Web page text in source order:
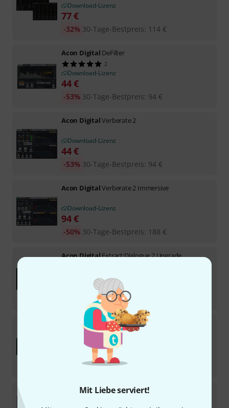
Mit Liebe serviert!
Download-Lizenz
77€
30-Tage-Bestpreis: 114 €
-32%
Acon Digital DeFilter
2
Download-Lizenz
44€
30-Tage-Bestpreis: 94 €
-53%
Acon DigitalVerberate 2
Download-Lizenz
44€
30-Tage-Bestpreis: 94 €
-53%
Acon DigitalVerberate 2 Immersive
Download-Lizenz
94€
30-Tage-Bestpreis: 188 €
-50%
Acon DigitalExtract:Dialogue 2 Upgrade
30-Tage-Bestpreis
Acon Digital DeBleed:Drums
Download-Lizenz
30-Tage-Bestpreis
Acon DigitalAcoustica 7 Standard